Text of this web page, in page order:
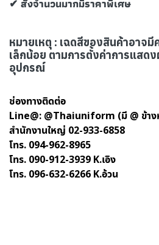
✔ สั่งจำนวนมากมีราคาพิเศษ
หมายเหตุ : เฉดสีของสินค้าอาจ
เล็กน้อย ตามการตั้งค่าการแสด
อุปกรณ์
ช่องทางติดต่อ
Line@: @Thaiuniform (มี @ ข้าง
สำนักงานใหญ่ 02-933-6858
โทร. 094-962-8965
โทร. 090-912-3939 K.เอิง
โทร. 096-632-6266 K.อ้วน